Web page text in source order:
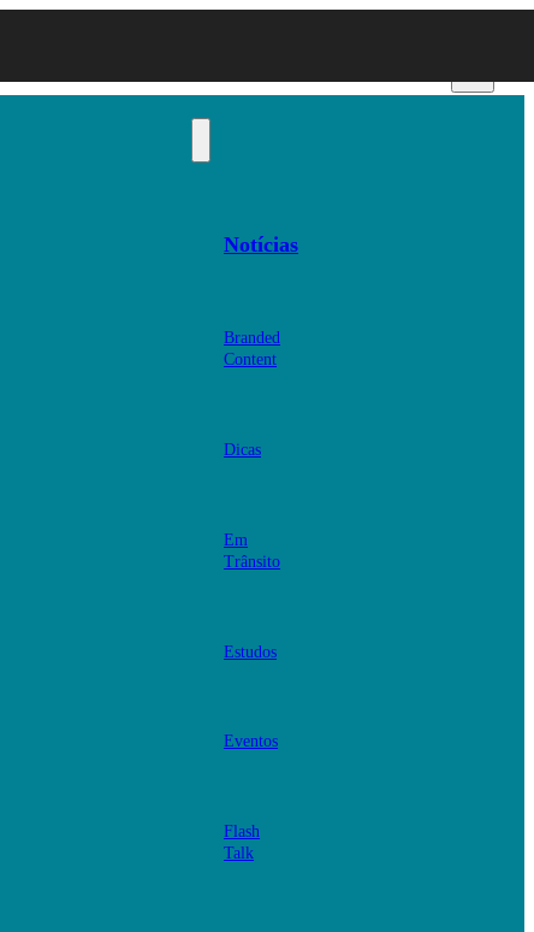
Notícias
Branded
Content
Dicas
Em
Trânsito
Estudos
Eventos
Flash
Talk